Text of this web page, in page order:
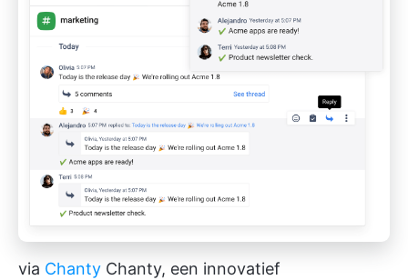
via Chanty Chanty, een innovatief